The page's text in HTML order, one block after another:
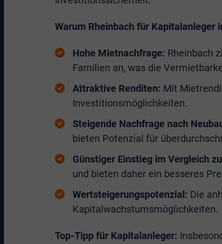
Warum Rheinbach für Kapitalanleger
Hohe Mietnachfrage: Rheinbach
Familien an, was die
Attraktive Renditen: Mit
Investitionsmöglichkeiten.
Steigende Nachfrage nach
bieten Potenzial für
Günstiger Einstieg im Vergleich
und bieten daher ein besseres
Wertsteigerungspotenzial: Die
Kapitalwachstumsmöglichkeiten.
Top-Tipp für Kapitalanleger: